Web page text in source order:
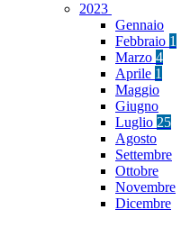
2023
Gennaio
Febbraio 1
Marzo 4
Aprile 1
Maggio
Giugno
Luglio 25
Agosto
Settembre
Ottobre
Novembre
Dicembre